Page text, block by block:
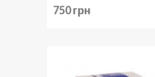
750 грн